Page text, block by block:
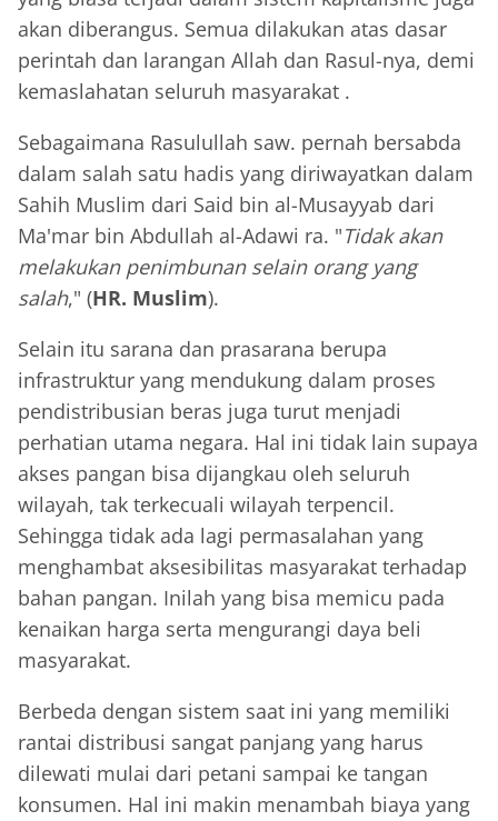
akan diberangus. Semua dilakukan atas dasar
perintah dan larangan Allah dan Rasul-nya, demi
kemaslahatan seluruh masyarakat .
Sebagaimana Rasulullah saw. pernah bersabda
dalam salah satu hadis yang diriwayatkan dalam
Sahih Muslim dari Said bin al-Musayyab dari
Ma'mar bin Abdullah al-Adawi ra. "Tidak akan
melakukan penimbunan selain orang yang
salah," (HR. Muslim).
Selain itu sarana dan prasarana berupa
infrastruktur yang mendukung dalam proses
pendistribusian beras juga turut menjadi
perhatian utama negara. Hal ini tidak lain supaya
akses pangan bisa dijangkau oleh seluruh
wilayah, tak terkecuali wilayah terpencil.
Sehingga tidak ada lagi permasalahan yang
menghambat aksesibilitas masyarakat terhadap
bahan pangan. Inilah yang bisa memicu pada
kenaikan harga serta mengurangi daya beli
masyarakat.
Berbeda dengan sistem saat ini yang memiliki
rantai distribusi sangat panjang yang harus
dilewati mulai dari petani sampai ke tangan
konsumen. Hal ini makin menambah biaya yang